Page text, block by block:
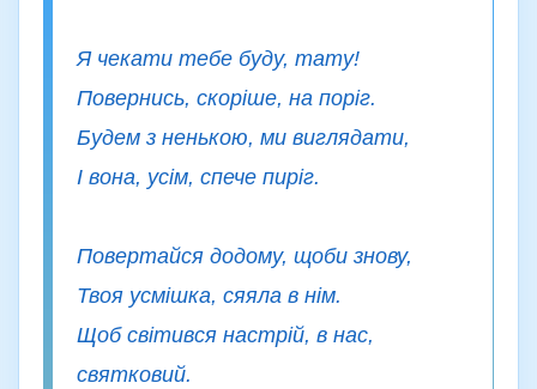
Я чекати тебе буду, тату!
Повернись, скоріше, на поріг.
Будем з ненькою, ми виглядати,
І вона, усім, спече пиріг.
Повертайся додому, щоби знову,
Твоя усмішка, сяяла в нім.
Щоб світився настрій, в нас,
святковий.